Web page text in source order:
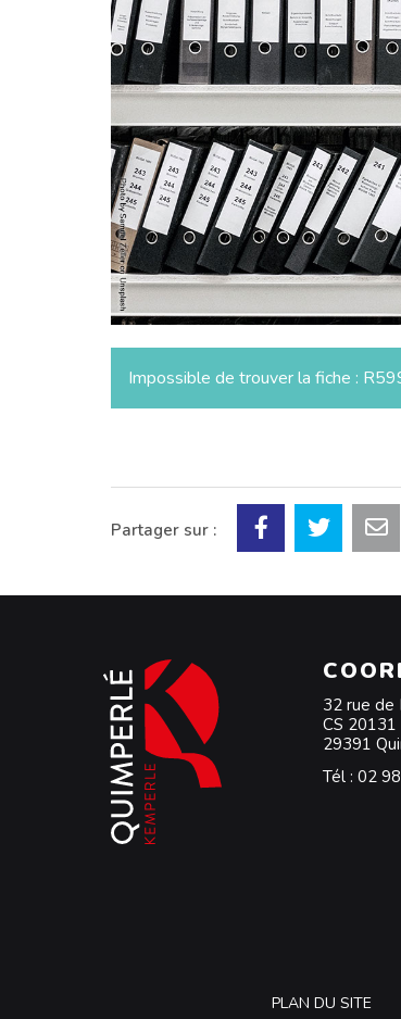
Impossible de trouver la fiche :
Partager sur :
32 rue de
CS 20131
29391
Tél : 02
PLAN DU SITE